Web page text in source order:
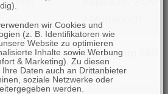
wir Cookies und
(z. B. Identifikatoren wie
Website zu optimieren
Inhalte sowie Werbung
& Marketing). Zu diesen
Daten auch an Drittanbieter
soziale Netzwerke oder
werden.
/ Multitouch
Qualcomm 660,
2,2GHz